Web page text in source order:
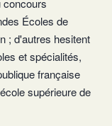
Écoles de
; d'autres hesitent
et spécialités,
française
supérieure de